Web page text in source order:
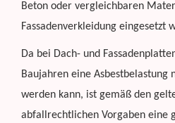
Beton oder vergleichbaren
Fassadenverkleidung eingesetzt
Da bei Dach- und
Baujahren eine Asbestbelastung
werden kann, ist gemäß den
abfallrechtlichen Vorgaben eine